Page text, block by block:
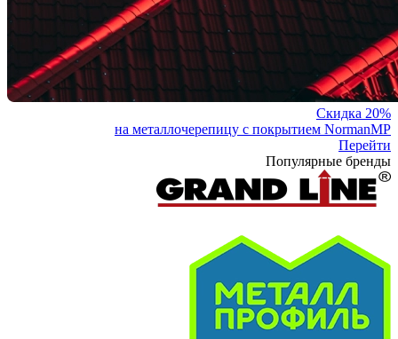
Скидка 20%
на металлочерепицу с покрытием NormanMP
Перейти
Популярные бренды